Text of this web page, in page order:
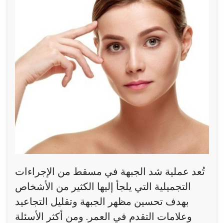
تُعد عملية شد الجبهة في مسقط من الإجراءات
التجميلية التي يلجأ إليها الكثير من الأشخاص
بهدف تحسين مظهر الجبهة وتقليل التجاعيد
وعلامات التقدم في العمر. ومن أكثر الأسئلة